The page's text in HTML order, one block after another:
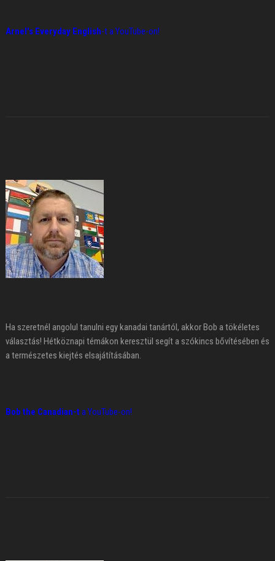
Arnel's Everyday English-t a YouTube-on!
Ha szeretnél angolul tanulni egy kanadai tanártól, akkor Bob a tökéletes
választás! Hétköznapi témákon keresztül segít a szókincs bővítésében és
a természetes kiejtés elsajátításában.
Bob the Canadian-t a YouTube-on!